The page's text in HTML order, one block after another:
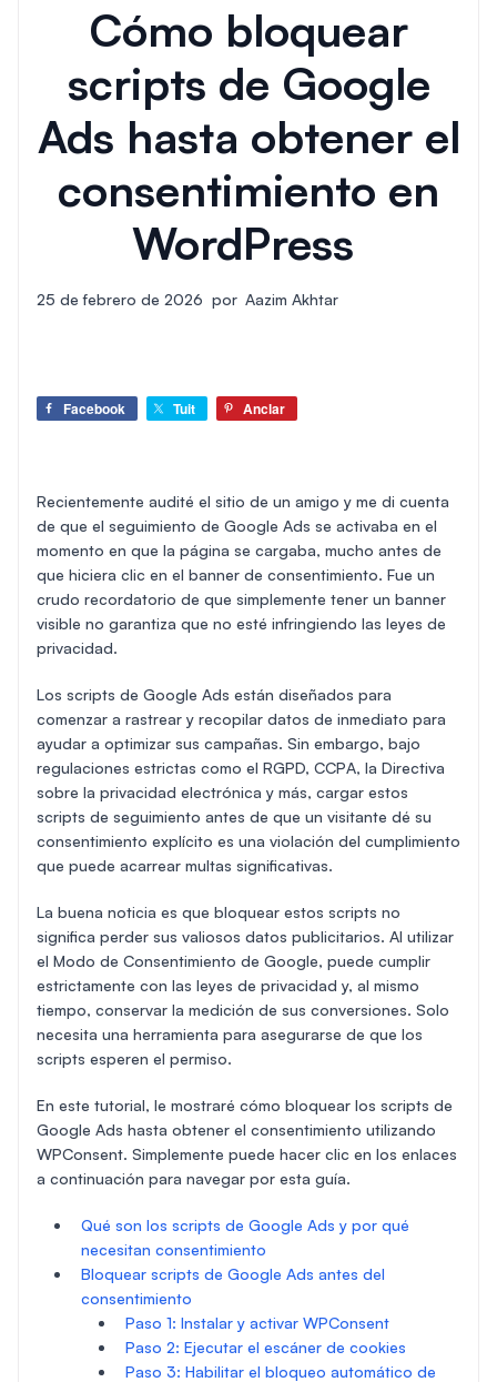
Cómo bloquear
scripts de Google
Ads hasta obtener el
consentimiento en
WordPress
25 de febrero de 2026 por Aazim Akhtar
Facebook Tuit Anclar
Recientemente audité el sitio de un amigo y me di cuenta
de que el seguimiento de Google Ads se activaba en el
momento en que la página se cargaba, mucho antes de
que hiciera clic en el banner de consentimiento. Fue un
crudo recordatorio de que simplemente tener un banner
visible no garantiza que no esté infringiendo las leyes de
privacidad.
Los scripts de Google Ads están diseñados para
comenzar a rastrear y recopilar datos de inmediato para
ayudar a optimizar sus campañas. Sin embargo, bajo
regulaciones estrictas como el RGPD, CCPA, la Directiva
sobre la privacidad electrónica y más, cargar estos
scripts de seguimiento antes de que un visitante dé su
consentimiento explícito es una violación del cumplimiento
que puede acarrear multas significativas.
La buena noticia es que bloquear estos scripts no
significa perder sus valiosos datos publicitarios. Al utilizar
el Modo de Consentimiento de Google, puede cumplir
estrictamente con las leyes de privacidad y, al mismo
tiempo, conservar la medición de sus conversiones. Solo
necesita una herramienta para asegurarse de que los
scripts esperen el permiso.
En este tutorial, le mostraré cómo bloquear los scripts de
Google Ads hasta obtener el consentimiento utilizando
WPConsent. Simplemente puede hacer clic en los enlaces
a continuación para navegar por esta guía.
Qué son los scripts de Google Ads y por qué
necesitan consentimiento
Bloquear scripts de Google Ads antes del
consentimiento
Paso 1: Instalar y activar WPConsent
Paso 2: Ejecutar el escáner de cookies
Paso 3: Habilitar el bloqueo automático de